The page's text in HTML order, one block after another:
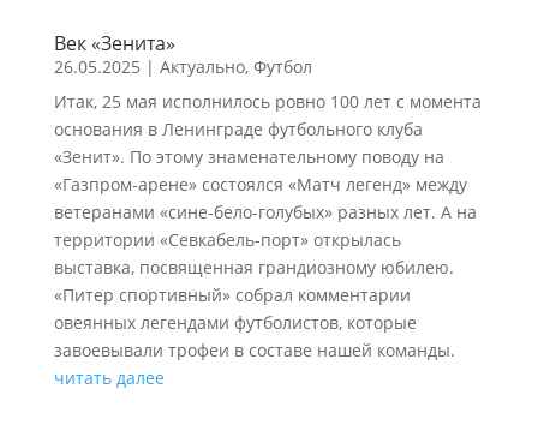
Век «Зенита»
26.05.2025 | Актуально, Футбол
Итак, 25 мая исполнилось ровно 100 лет с момента
основания в Ленинграде футбольного клуба
«Зенит». По этому знаменательному поводу на
«Газпром-арене» состоялся «Матч легенд» между
ветеранами «сине-бело-голубых» разных лет. А на
территории «Севкабель-порт» открылась
выставка, посвященная грандиозному юбилею.
«Питер спортивный» собрал комментарии
овеянных легендами футболистов, которые
завоевывали трофеи в составе нашей команды.
читать далее